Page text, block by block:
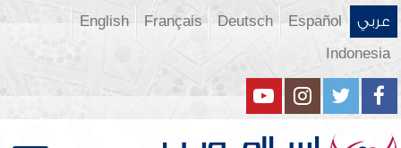
عربي Español
Deutsch
Français
English
Indonesia